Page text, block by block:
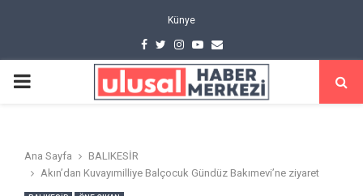
Künye
Facebook
TwitterInstagram
Youtube
Email
PRIMARY
Ana Sayfa
BALIKESİR
Akın’dan Kuvayımilliye Balçocuk Gündüz Bakımevi’ne ziyaret